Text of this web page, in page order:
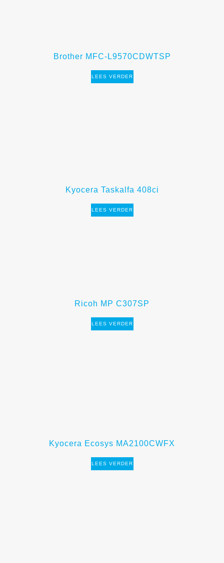
Brother MFC-L9570CDWTSP
LEES VERDER
Kyocera Taskalfa 408ci
LEES VERDER
Ricoh MP C307SP
LEES VERDER
Kyocera Ecosys MA2100CWFX
LEES VERDER